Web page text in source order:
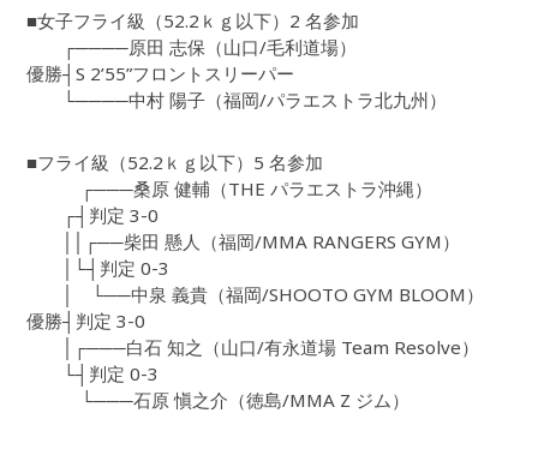
■女子フライ級（52.2ｋｇ以下）2 名参加
┌────原田 志保（山口/毛利道場）
優勝┤S 2’55”フロントスリーパー
└────中村 陽子（福岡/パラエストラ北九州）
■フライ級（52.2ｋｇ以下）5 名参加
┌───桑原 健輔（THE パラエストラ沖縄）
┌┤判定 3-0
││┌──柴田 懸人（福岡/MMA RANGERS GYM）
│└┤判定 0-3
│ └──中泉 義貴（福岡/SHOOTO GYM BLOOM）
優勝┤判定 3-0
│┌───白石 知之（山口/有永道場 Team Resolve）
└┤判定 0-3
└───石原 愼之介（徳島/MMA Z ジム）